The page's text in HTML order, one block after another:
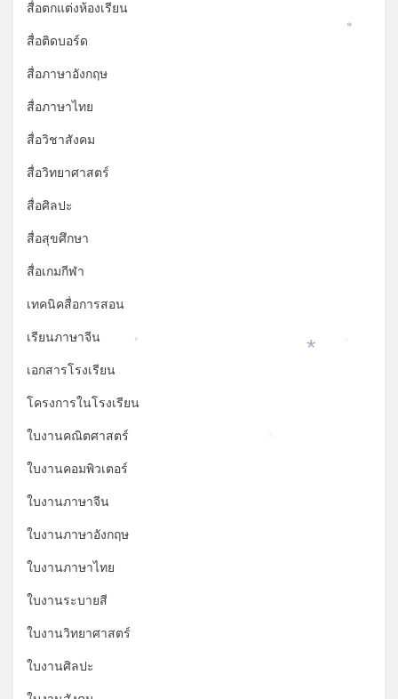
สื่อตกแต่งห้องเรียน
สื่อติดบอร์ด
สื่อภาษาอังกฤษ
สื่อภาษาไทย
สื่อวิชาสังคม
สื่อวิทยาศาสตร์
สื่อศิลปะ
สื่อสุขศึกษา
สื่อเกมกีฬา
เทคนิคสื่อการสอน
เรียนภาษาจีน
เอกสารโรงเรียน
โครงการในโรงเรียน
ใบงานคณิตศาสตร์
ใบงานคอมพิวเตอร์
ใบงานภาษาจีน
ใบงานภาษาอังกฤษ
ใบงานภาษาไทย
ใบงานระบายสี
ใบงานวิทยาศาสตร์
ใบงานศิลปะ